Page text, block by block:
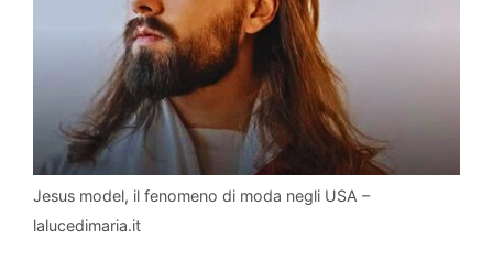
Jesus model, il fenomeno di moda negli USA –
lalucedimaria.it